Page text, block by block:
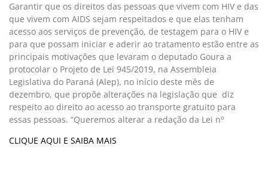
Garantir que os direitos das pessoas que vivem com HIV e das
que vivem com AIDS sejam respeitados e que elas tenham
acesso aos serviços de prevenção, de testagem para o HIV e
para que possam iniciar e aderir ao tratamento estão entre as
principais motivações que levaram o deputado Goura a
protocolar o Projeto de Lei 945/2019, na Assembleia
Legislativa do Paraná (Alep), no início deste mês de
dezembro, que propõe alterações na legislação que diz
respeito ao direito ao acesso ao transporte gratuito para
essas pessoas. “Queremos alterar a redação da Lei nº
CLIQUE AQUI E SAIBA MAIS